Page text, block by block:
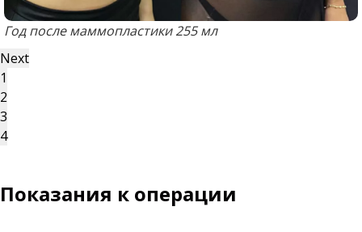
Год после маммопластики 255 мл
Next
1
2
3
4
Показания к операции